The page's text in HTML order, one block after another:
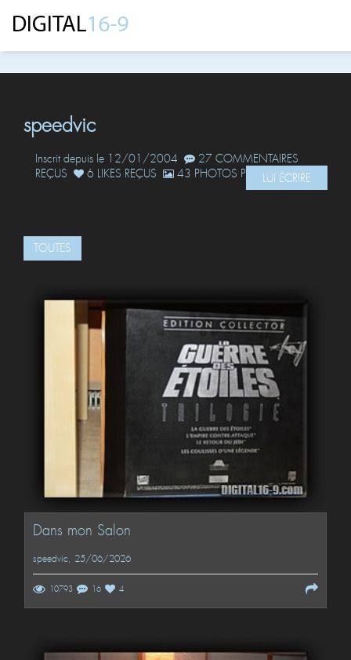
speedvic
Inscrit depuis le 12/01/2004
27 COMMENTAIRES
REÇUS
6 LIKES REÇUS 43 PHOTOS POSTÉESLUI ÉCRIRE
TOUTES
Dans mon Salon
speedvic, 25/06/2026
10793 16 4